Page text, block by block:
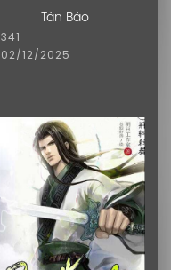
Tàn Bào
341
02/12/2025